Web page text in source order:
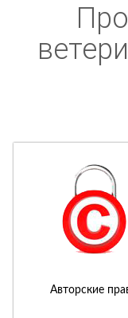
Авторские